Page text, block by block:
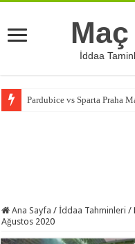
İddaa
Pardubice vs Sparta Praha
Ana Sayfa / İddaa Tahminleri /
Ağustos 2020